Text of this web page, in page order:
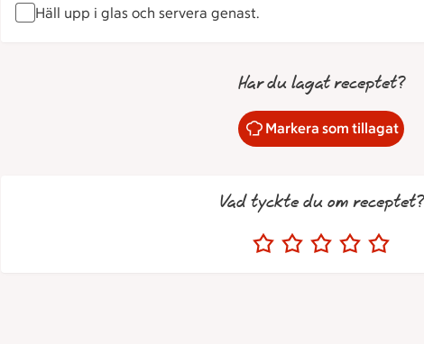
Häll upp i glas och servera genast.
Har du lagat receptet?
Markera som tillagat
Vad tyckte du om receptet?